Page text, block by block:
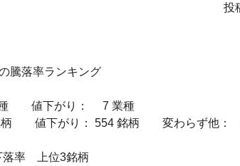
投
騰落率ランキング
　　値下がり：　 7 業種
　値下がり： 554 銘柄　　変わらず他：
率　上位3銘柄